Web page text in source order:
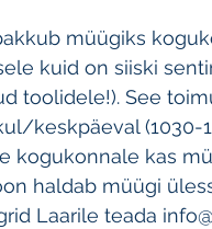
müügiks
kuid on siiski
toolidele!). See
keskpäeval (1030-
kogukonnale kas
haldab müügi
Laarile teada